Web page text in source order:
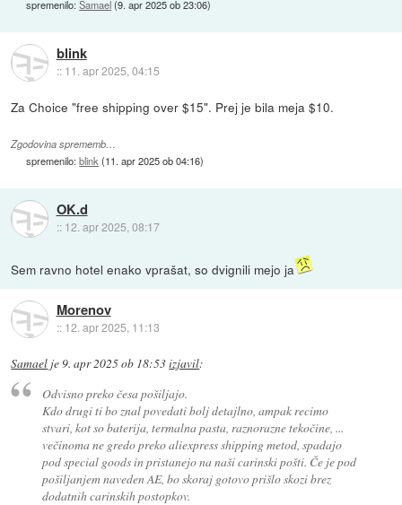
spremenilo:Samael(9. apr 2025 ob 23:06)
blink
:: 11. apr 2025, 04:15
Za Choice "free shipping over $15". Prej je bila meja $10.
Zgodovina sprememb…
spremenilo:blink(11. apr 2025 ob 04:16)
OK.d
:: 12. apr 2025, 08:17
Sem ravno hotel enako vprašat, so dvignili mejo ja
Morenov
:: 12. apr 2025, 11:13
Samael je9. apr 2025 ob 18:53izjavil:
Odvisno preko česa pošiljajo.
Kdo drugi ti bo znal povedati bolj detajlno, ampak recimo
stvari, kot so baterija, termalna pasta, raznorazne tekočine, ...
večinoma ne gredo preko aliexpress shipping metod, spadajo
pod special goods in pristanejo na naši carinski pošti. Če je pod
pošiljanjem naveden AE, bo skoraj gotovo prišlo skozi brez
dodatnih carinskih postopkov.